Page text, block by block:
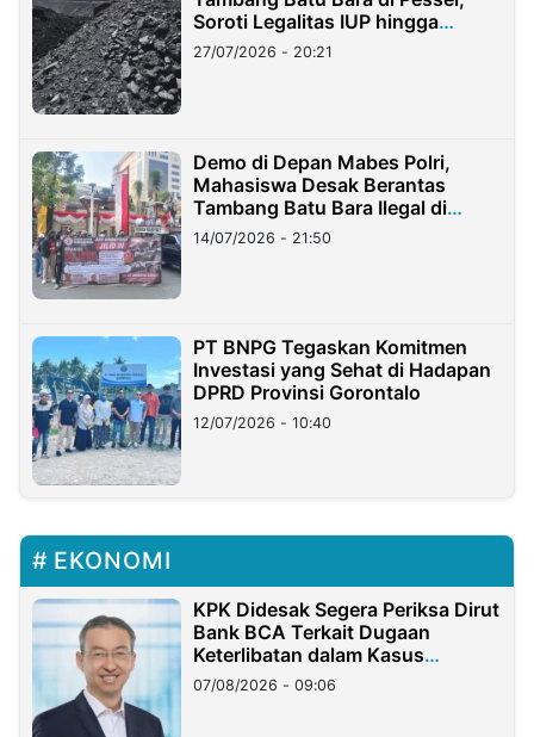
Soroti Legalitas IUP hingga
Stockpile
27/07/2026 - 20:21
Demo di Depan Mabes Polri,
Mahasiswa Desak Berantas
Tambang Batu Bara Ilegal di
Lampung
14/07/2026 - 21:50
PT BNPG Tegaskan Komitmen
Investasi yang Sehat di Hadapan
DPRD Provinsi Gorontalo
12/07/2026 - 10:40
EKONOMI
KPK Didesak Segera Periksa Dirut
Bank BCA Terkait Dugaan
Keterlibatan dalam Kasus
Hilangnya Dana Nasabah Rp2,58
Miliar
07/08/2026 - 09:06